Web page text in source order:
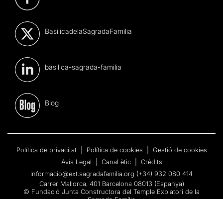
BasilicadelaSagradaFamilia
basilica-sagrada-familia
Blog
Política de privacitat Política de cookies
Gestió de cookies
Avís Legal
Canal ètic
Crèdits
informacio@ext.sagradafamilia.org (+34) 932 080 414
Carrer Mallorca, 401 Barcelona 08013 (Espanya)
© Fundació Junta Constructora del Temple Expiatori de la